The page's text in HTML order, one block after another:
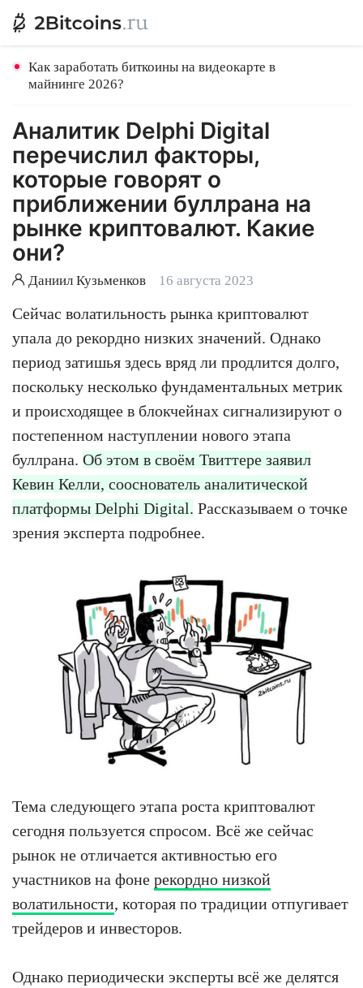
Как заработать биткоины на видеокарте в
майнинге 2026?
Аналитик Delphi Digital
перечислил факторы,
которые говорят о
приближении буллрана на
рынке криптовалют. Какие
они?
Даниил Кузьменков 16 августа 2023
Сейчас волатильность рынка криптовалют
упала до рекордно низких значений. Однако
период затишья здесь вряд ли продлится долго,
поскольку несколько фундаментальных метрик
и происходящее в блокчейнах сигнализируют о
постепенном наступлении нового этапа
буллрана. Об этом в своём Твиттере заявил
Кевин Келли, сооснователь аналитической
платформы Delphi Digital. Рассказываем о точке
зрения эксперта подробнее.
Тема следующего этапа роста криптовалют
сегодня пользуется спросом. Всё же сейчас
рынок не отличается активностью его
участников на фоне рекордно низкой
волатильности, которая по традиции отпугивает
трейдеров и инвесторов.
Однако периодически эксперты всё же делятся